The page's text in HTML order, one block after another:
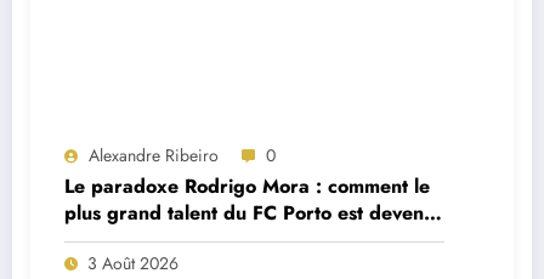
Alexandre Ribeiro 0
Le paradoxe Rodrigo Mora : comment le
plus grand talent du FC Porto est devenu
un remplaçant de luxe
3 Août 2026